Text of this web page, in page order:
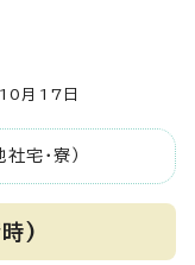
月17日
宅・寮）
時)